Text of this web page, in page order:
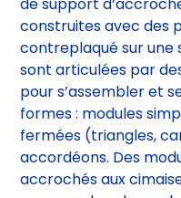
formes : modules
fermées (triangles,
accordéons. Des
accrochés aux
espaces dans
modules permettent
suspendre des
réalisés en plus, afin
de systèmes de